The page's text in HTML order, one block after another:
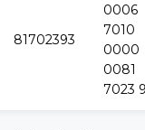
81702393
0006
7010
0000
0081
7023